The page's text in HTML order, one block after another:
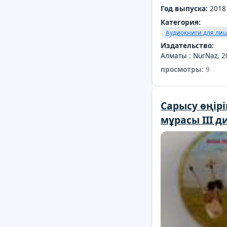
Аудиокниги для лиц
Издательство:
Москва : 3d tour,
Год выпуска: 2018
Категория:
Аудиокниги для
Издательство:
Алматы : NurNaz,
просмотры: 9
Cарысу
мұрасы III